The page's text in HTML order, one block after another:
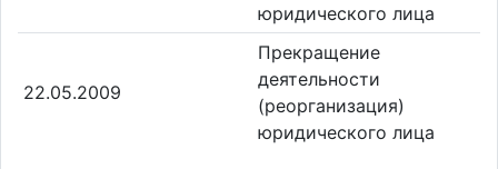
юридического лица
22.05.2009
Прекращение
деятельности
(реорганизация)
юридического лица